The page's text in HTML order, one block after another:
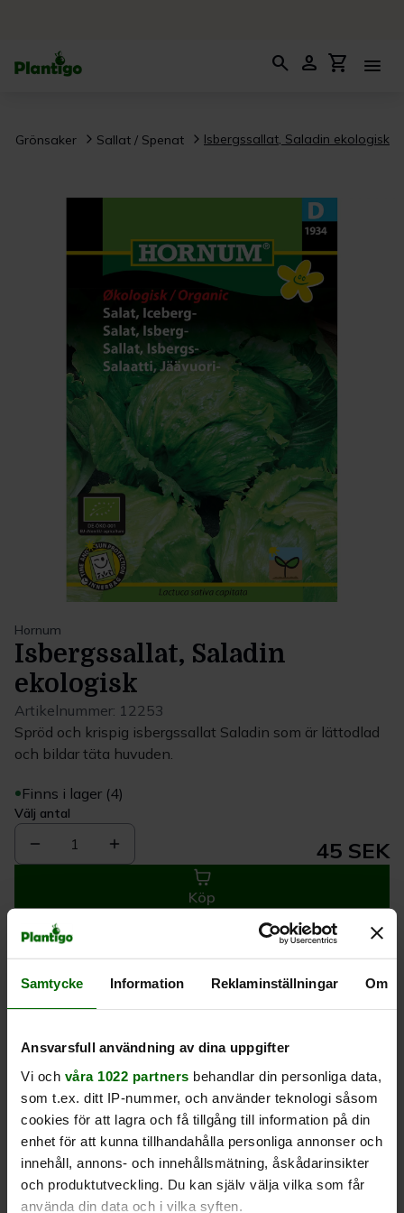
Samtycke Information Reklaminställningar Om
Ansvarsfull användning av dina uppgifter
Vi och våra 1022 partners behandlar din personliga data,
som t.ex. ditt IP-nummer, och använder teknologi såsom
cookies för att lagra och få tillgång till information på din
enhet för att kunna tillhandahålla personliga annonser och
innehåll, annons- och innehållsmätning, åskådarinsikter
och produktutveckling. Du kan själv välja vilka som får
använda din data och i vilka syften.
search person shopping_cart menu
Grönsaker Sallat / Spenat Isbergssallat, Saladin ekologisk
Hornum
Isbergssallat, Saladin
ekologisk
Artikelnummer: 12253
Spröd och krispig isbergssallat Saladin som är lättodlad
och bildar täta huvuden.
Finns i lager (4)
Välj antal
1 45 SEK
Köp
Leverans 1-
Kvalitet till
Eget lager allt i
Beskrivning
Produktrecensioner